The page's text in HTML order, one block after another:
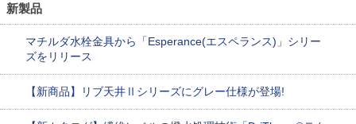
新製品
マチルダ水栓金具から「Esperance(エスペランス)」シリー
ズをリリース
【新商品】リブ天井Ⅱシリーズにグレー仕様が登場!